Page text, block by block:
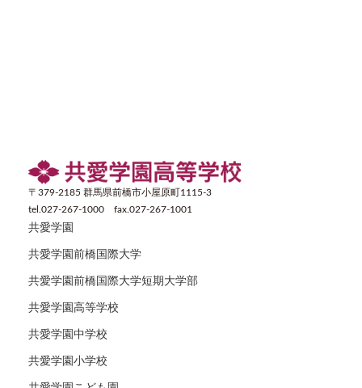
〒379-2185 群馬県前橋市小屋原町1115-3
tel.027-267-1000 fax.027-267-1001
共愛学園
共愛学園前橋国際大学
共愛学園前橋国際大学短期大学部
共愛学園高等学校
共愛学園中学校
共愛学園小学校